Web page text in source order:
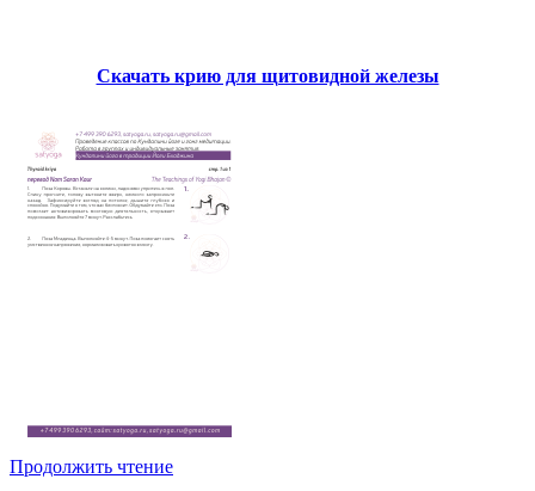
Скачать крию для щитовидной железы
Продолжить чтение